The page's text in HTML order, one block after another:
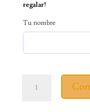
regalar!
Tu nombre